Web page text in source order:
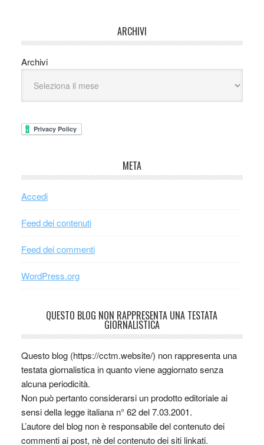
ARCHIVI
Archivi
META
Accedi
Feed dei contenuti
Feed dei commenti
WordPress.org
QUESTO BLOG NON RAPPRESENTA UNA TESTATA
GIORNALISTICA
Questo blog (https://cctm.website/) non rappresenta una
testata giornalistica in quanto viene aggiornato senza
alcuna periodicità.
Non può pertanto considerarsi un prodotto editoriale ai
sensi della legge italiana n° 62 del 7.03.2001.
L’autore del blog non è responsabile del contenuto dei
commenti ai post, nè del contenuto dei siti linkati.